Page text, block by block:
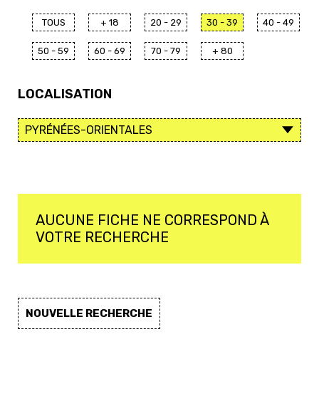
TOUS + 18 20 - 29 30 - 39 40 - 49
50 - 59 60 - 69 70 - 79 + 80
LOCALISATION
AUCUNE FICHE NE CORRESPOND À
VOTRE RECHERCHE
NOUVELLE RECHERCHE